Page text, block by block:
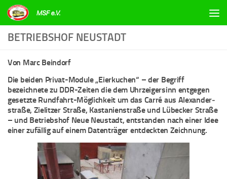
Zum Inhalt springen
BETRIEBSHOF NEUSTADT
Von Marc Beindorf
Die beiden Privat-Module „Eierkuchen“ – der Begriff
bezeichnete zu DDR-Zeiten die dem Uhr­zeiger­sinn entgegen
gesetzte Rundfahrt-Möglichkeit um das Carré aus Alexander­
straße, Zielitzer Straße, Kastanien­straße und Lübecker Straße
– und Betriebshof Neue Neustadt, entstanden nach einer Idee
einer zufällig auf einem Datenträger entdeckten Zeichnung.